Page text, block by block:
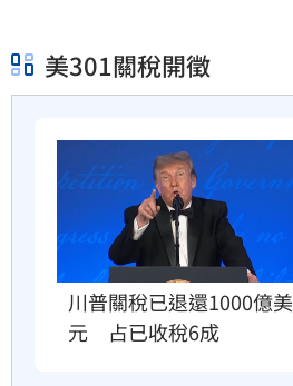
美301關稅開徵
川普關稅已退還1000億美
元　占已收稅6成